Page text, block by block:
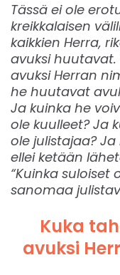
Tässä ei ole
kreikkalaisen
kaikkien Herra,
avuksi huutavat.
avuksi Herran
he huutavat
Ja kuinka he
ole kuulleet? Ja
ole julistajaa?
ellei ketään
“Kuinka
sanomaa
Kuka
avuksi